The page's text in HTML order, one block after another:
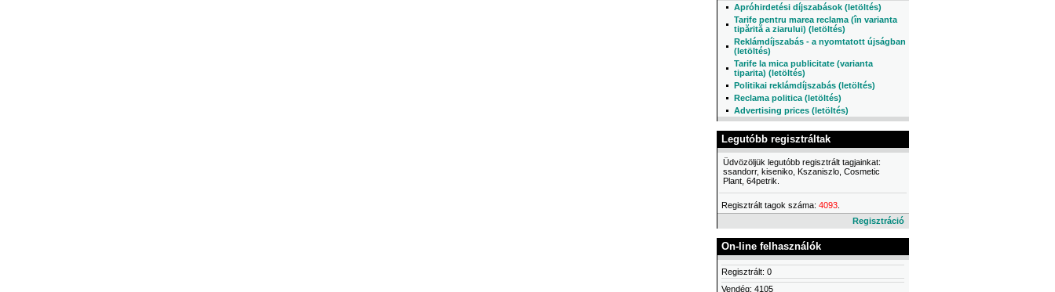
Apróhirdetési díjszabások (letöltés)
Tarife pentru marea reclama (în varianta
tipărită a ziarului) (letöltés)
Reklámdíjszabás - a nyomtatott újságban
(letöltés)
Tarife la mica publicitate (varianta
tiparita) (letöltés)
Politikai reklámdíjszabás (letöltés)
Reclama politica (letöltés)
Advertising prices (letöltés)
Legutóbb regisztráltak
Üdvözöljük legutóbb regisztrált tagjainkat:
ssandorr, kiseniko, Kszaniszlo, Cosmetic
Plant, 64petrik.
Regisztrált tagok száma: 4093
Regisztráció
On-line felhasználók
Regisztrált: 0
Vendég: 4105